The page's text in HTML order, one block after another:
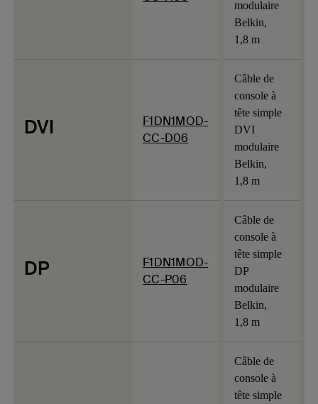
modulaire
Belkin,
1,8 m
DVI
F1DN1MOD-
CC-D06
Câble de
console à
tête simple
DVI
modulaire
Belkin,
1,8 m
DP
F1DN1MOD-
CC-P06
Câble de
console à
tête simple
DP
modulaire
Belkin,
1,8 m
Câble de
console à
tête simple